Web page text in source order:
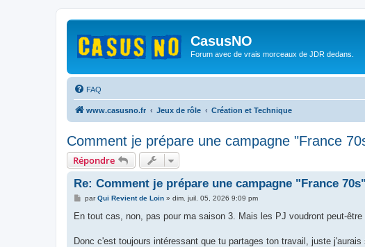
CasusNO
Forum avec de vrais morceaux de JDR dedans.
FAQ
www.casusno.fr Jeux de rôle Création et Technique
Comment je prépare une campagne "France
Répondre
Re: Comment je prépare une campagne "France
M
s
g
parQui Revient de Loin» dim. juil. 05, 2026 9:09 pm
En tout cas, non, pas pour ma saison 3. Mais les PJ voudront peut-
Donc c'est toujours intéressant que tu partages ton travail, juste